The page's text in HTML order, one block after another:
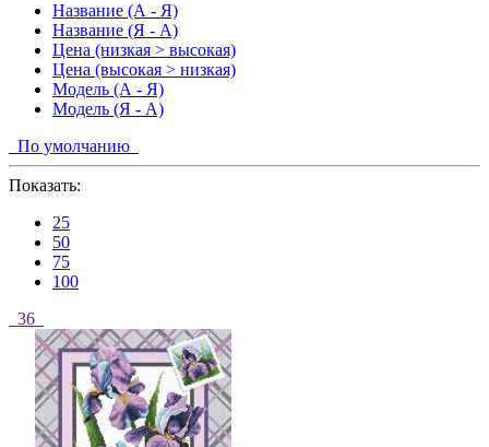
Название (А - Я)
Название (Я - А)
Цена (низкая > высокая)
Цена (высокая > низкая)
Модель (А - Я)
Модель (Я - А)
По умолчанию
Показать:
25
50
75
100
36